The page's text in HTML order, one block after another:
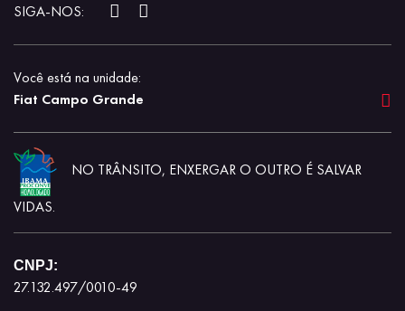
SIGA-NOS:
Você está na unidade:
Fiat Campo Grande
NO TRÂNSITO, ENXERGAR O OUTRO É SALVAR
VIDAS.
CNPJ:
27.132.497/0010-49